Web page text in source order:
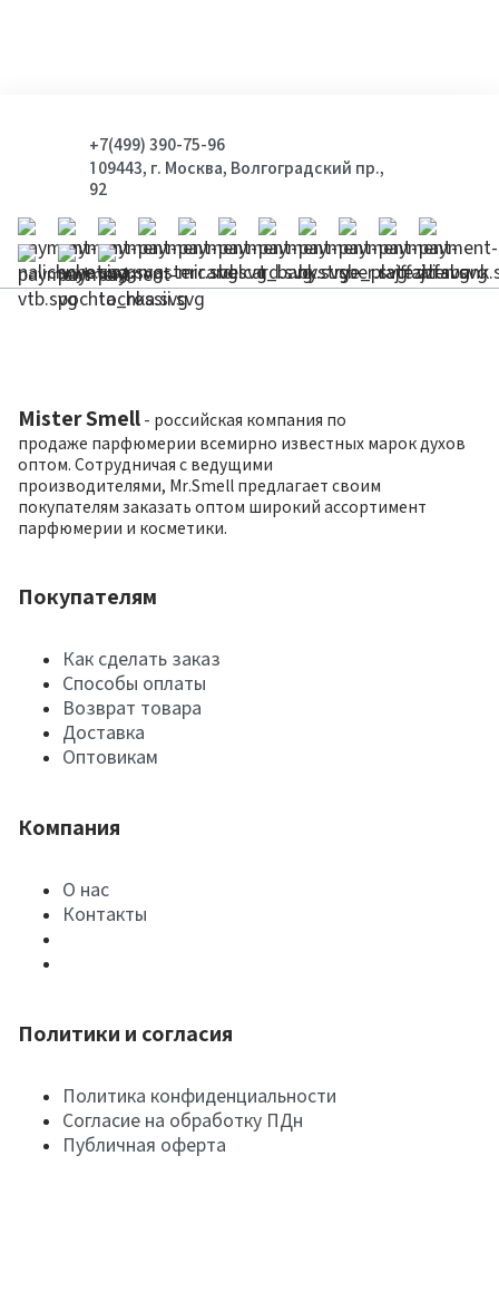
+7(499) 390-75-96
109443, г. Москва, Волгоградский пр.,
92
Mister Smell - российская компания по
продаже парфюмерии всемирно известных марок духов
оптом. Сотрудничая с ведущими
производителями, Mr.Smell предлагает своим
покупателям заказать оптом широкий ассортимент
парфюмерии и косметики.
Покупателям
Как сделать заказ
Способы оплаты
Возврат товара
Доставка
Оптовикам
Компания
О нас
Контакты
Политики и согласия
Политика конфиденциальности
Согласие на обработку ПДн
Публичная оферта